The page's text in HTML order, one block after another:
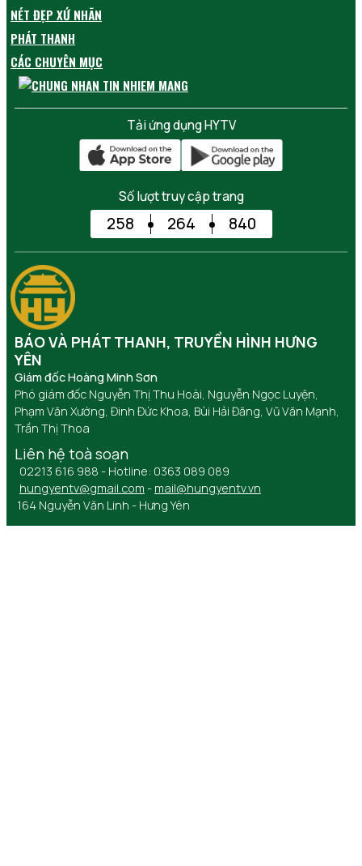
NÉT ĐẸP XỨ NHÃN
PHÁT THANH
CÁC CHUYÊN MỤC
Tải ứng dụng HYTV
Số lượt truy cập trang
258 264 840
BÁO VÀ PHÁT THANH, TRUYỀN HÌNH HƯNG
YÊN
Giám đốc Hoàng Minh Sơn
Phó giám đốc Nguyễn Thị Thu Hoài, Nguyễn Ngọc Luyện,
Phạm Văn Xướng, Đinh Đức Khoa, Bùi Hải Đăng, Vũ Văn Mạnh,
Trần Thị Thoa
Liên hệ toà soạn
02213 616 988 - Hotline: 0363 089 089
hungyentv@gmail.com - mail@hungyentv.vn
164 Nguyễn Văn Linh - Hưng Yên